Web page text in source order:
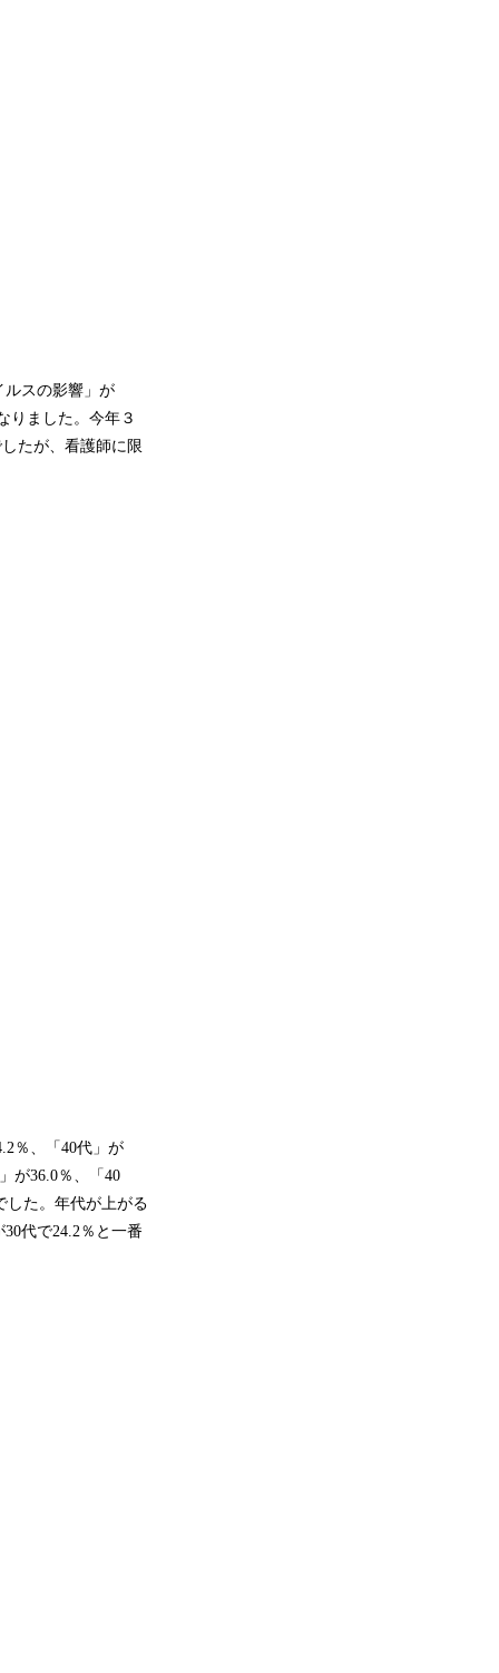
ルスの影響」が
りました。今年３
たが、看護師に限
％、「40代」が
が36.0％、「40
した。年代が上がる
代で24.2％と一番